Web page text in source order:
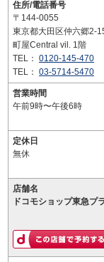
住所/電話番号
〒144-0055
東京都大田区仲六郷2-
町屋Central vil. 1階
TEL： 0120-145-470
TEL： 03-5714-5470
営業時間
午前9時〜午後6時
定休日
無休
店舗名
ドコモショップ東急プ